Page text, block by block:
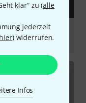
klar“ zu (alle
jederzeit
hier) widerrufen.
Infos
Pack For EZ